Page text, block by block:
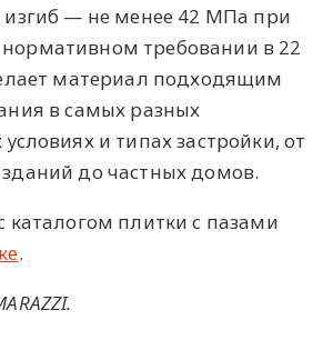
изгиб — не менее 42 МПа при
требовании в 22
материал подходящим
в самых разных
и типах застройки, от
до частных домов.
каталогом плитки с пазами
.